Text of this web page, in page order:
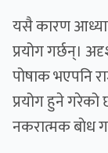
यसै कारण
प्रयोग गर्छन्।
पोषाक भएपनि
प्रयोग हुने
नकरात्मक बाेध